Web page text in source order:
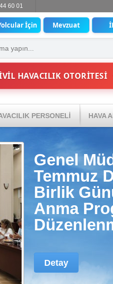
60 01
İçin Mevzuat
HAVACILIK OTORİTESİ
PERSONELİ HAVA
Genel
Temmuz
Birlik
Anma
Detay